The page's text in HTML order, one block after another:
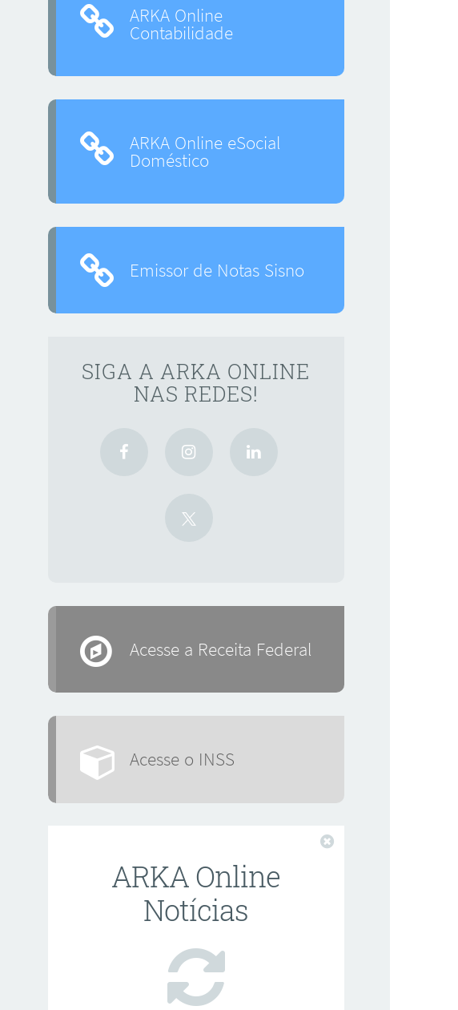
ARKA Online
Contabilidade
ARKA Online eSocial
Doméstico
Emissor de Notas Sisno
SIGA A ARKA ONLINE
NAS REDES!
Acesse a Receita Federal
Acesse o INSS
ARKA Online
Notícias